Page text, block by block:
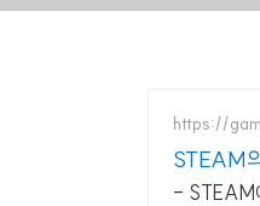
https://
STEAM
- STEAM